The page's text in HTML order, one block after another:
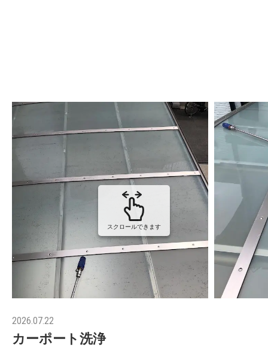
スクロールできます
2026.07.22
カーポート洗浄